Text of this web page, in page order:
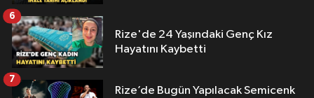
Rize'de 24 Yaşındaki Genç Kız
Hayatını Kaybetti
6
Rize’de Bugün Yapılacak Semicenk
7